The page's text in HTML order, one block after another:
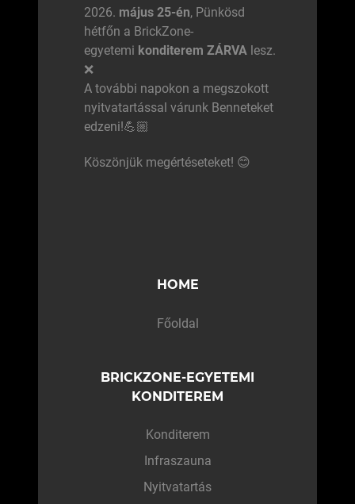
2026. május 25-én, Pünkösd
hétfőn a BrickZone-
egyetemi konditerem ZÁRVA lesz.
❌
A további napokon a megszokott
nyitvatartással várunk Benneteket
edzeni!💪🏼
Köszönjük megértéseteket! 😊
HOME
Főoldal
BRICKZONE-EGYETEMI
KONDITEREM
Konditerem
Infraszauna
Nyitvatartás